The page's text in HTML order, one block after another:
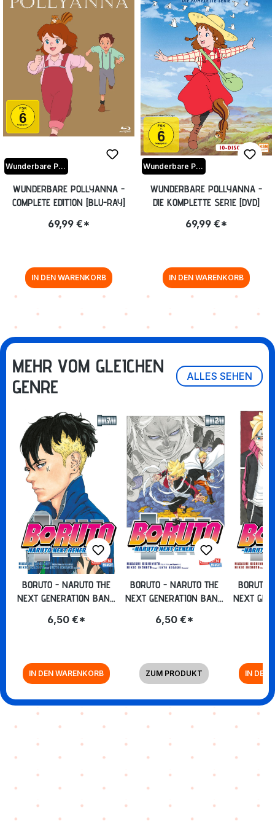
Wunderbare Pollyanna
WUNDERBARE POLLYANNA -
COMPLETE EDITION [BLU-RAY]
69,99 €*
IN DEN WARENKORB
Wunderbare Pollyanna
WUNDERBARE POLLYANNA -
DIE KOMPLETTE SERIE [DVD]
69,99 €*
IN DEN WARENKORB
MEHR VOM GLEICHEN
GENRE
ALLES SEHEN
BORUTO - NARUTO THE
NEXT GENERATION BAND
6,50 €*
IN DEN WARENKORB
BORUTO - NARUTO THE
NEXT GENERATION BAND
6,50 €*
ZUM PRODUKT
BORUTO
NEXT
IN DEN
Zurück zur Vor-/Zurück-Navigation